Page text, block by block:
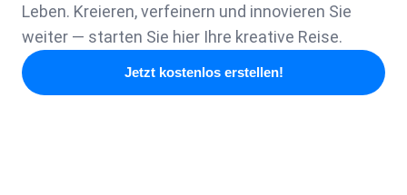
Leben. Kreieren, verfeinern und innovieren Sie
weiter — starten Sie hier Ihre kreative Reise.
Jetzt kostenlos erstellen!